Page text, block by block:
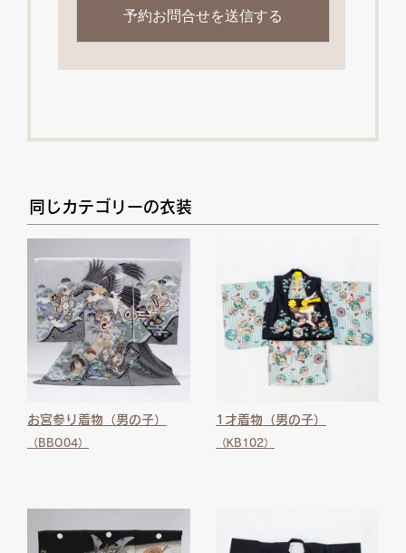
同じカテゴリーの衣装
お宮参り着物（男の子）
（BBO04）
1才着物（男の子）
（KB102）